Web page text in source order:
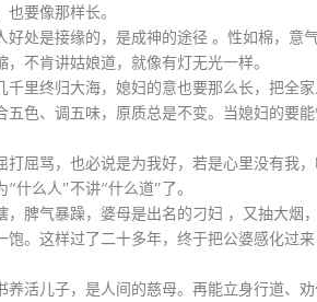
要像那样长。
处是接缘的，是成神的途径 。性如棉，意
不肯讲姑娘道，就像有灯无光一样。
里终归大海，媳妇的意也要那么长，把全
色、调五味，原质总是不变。当媳妇的要
屈骂，也必说是为我好，若是心里没有我
什么人”不讲“什么道”了。
脾气暴躁，婆母是出名的刁妇 ，又抽大烟
。这样过了二十多年，终于把公婆感化过
活儿子，是人间的慈母。再能立身行道、